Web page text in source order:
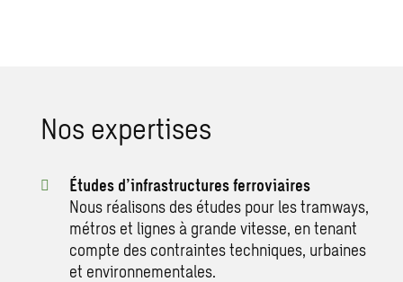
Nos expertises
Études d’infrastructures ferroviaires
Nous réalisons des études pour les tramways,
métros et lignes à grande vitesse, en tenant
compte des contraintes techniques, urbaines
et environnementales.